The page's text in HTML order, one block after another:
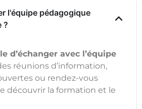
l'équipe pédagogique
?
d’échanger avec l’équipe
réunions d’information,
ou rendez-vous
découvrir la formation et le